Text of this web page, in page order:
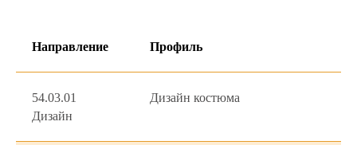
Направление Профиль
54.03.01
Дизайн
Дизайн костюма